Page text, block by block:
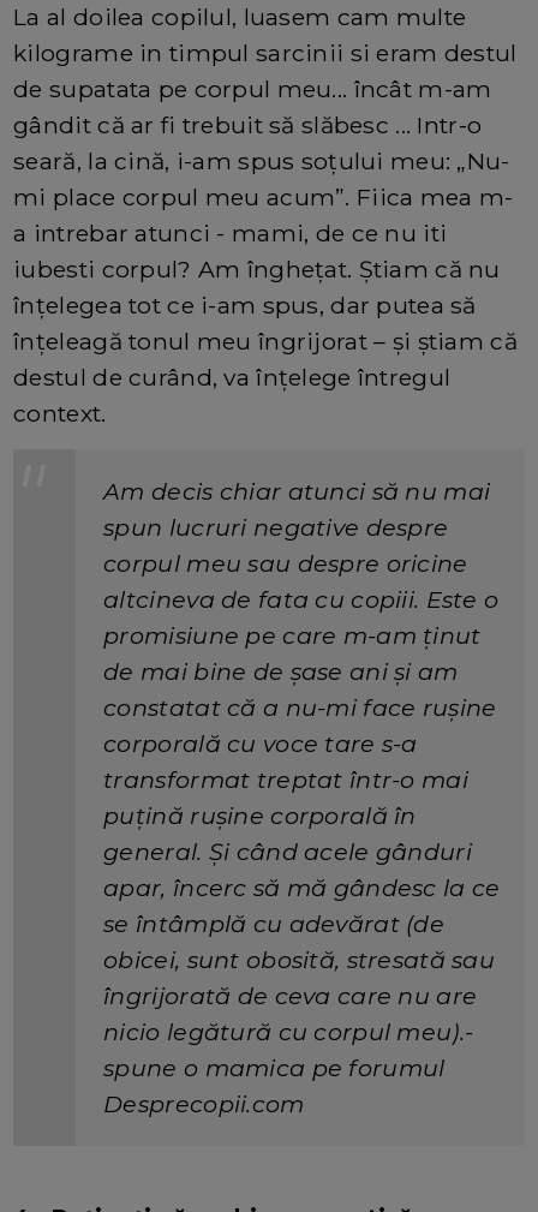
La al doilea copilul, luasem cam multe
kilograme in timpul sarcinii si eram destul
de supatata pe corpul meu... încât m-am
gândit că ar fi trebuit să slăbesc ... Intr-o
seară, la cină, i-am spus soțului meu: „Nu-
mi place corpul meu acum”. Fiica mea m-
a intrebar atunci - mami, de ce nu iti
iubesti corpul? Am înghețat. Știam că nu
înțelegea tot ce i-am spus, dar putea să
înțeleagă tonul meu îngrijorat – și știam că
destul de curând, va înțelege întregul
context.
Am decis chiar atunci să nu mai
spun lucruri negative despre
corpul meu sau despre oricine
altcineva de fata cu copiii. Este o
promisiune pe care m-am ținut
de mai bine de șase ani și am
constatat că a nu-mi face rușine
corporală cu voce tare s-a
transformat treptat într-o mai
puțină rușine corporală în
general. Și când acele gânduri
apar, încerc să mă gândesc la ce
se întâmplă cu adevărat (de
obicei, sunt obosită, stresată sau
îngrijorată de ceva care nu are
nicio legătură cu corpul meu).-
spune o mamica pe forumul
Desprecopii.com